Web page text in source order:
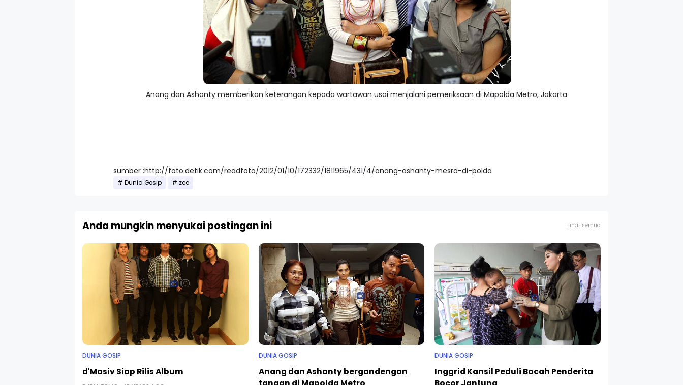
Anang dan Ashanty memberikan keterangan kepada wartawan usai menjalani pemeriksaan di Mapolda Metro, Jakarta.
sumber :http://foto.detik.com/readfoto/2012/01/10/172332/1811965/431/4/anang-ashanty-mesra-di-polda
Dunia Gosip zee
Anda mungkin menyukai postingan ini Lihat semua
DUNIA GOSIP
d'Masiv Siap Rilis Album
DUNIA GOSIP
Anang dan Ashanty bergandengan
DUNIA GOSIP
Inggrid Kansil Peduli Bocah Penderita